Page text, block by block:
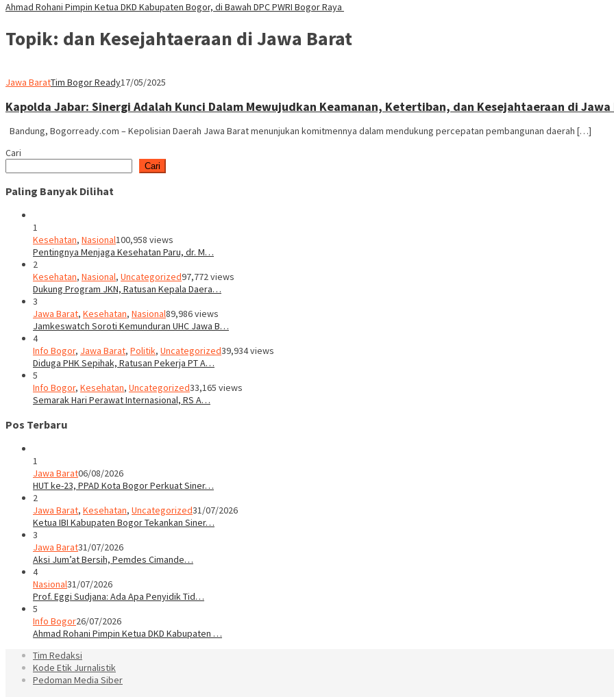
Ahmad Rohani Pimpin Ketua DKD Kabupaten Bogor, di Bawah DPC PWRI Bogor Raya
Topik: dan Kesejahtaeraan di Jawa Barat
Jawa BaratTim Bogor Ready17/05/2025
Kapolda Jabar: Sinergi Adalah Kunci Dalam Mewujudkan Keamanan, Ketertiban, dan Kesejahtaeraan di Jawa
Bandung, Bogorready.com – Kepolisian Daerah Jawa Barat menunjukan komitmennya dalam mendukung percepatan pembangunan daerah […]
Cari
Cari
Paling Banyak Dilihat
1
Kesehatan, Nasional100,958 views
Pentingnya Menjaga Kesehatan Paru, dr. M…
2
Kesehatan, Nasional, Uncategorized97,772 views
Dukung Program JKN, Ratusan Kepala Daera…
3
Jawa Barat, Kesehatan, Nasional89,986 views
Jamkeswatch Soroti Kemunduran UHC Jawa B…
4
Info Bogor, Jawa Barat, Politik, Uncategorized39,934 views
Diduga PHK Sepihak, Ratusan Pekerja PT A…
5
Info Bogor, Kesehatan, Uncategorized33,165 views
Semarak Hari Perawat Internasional, RS A…
Pos Terbaru
1
Jawa Barat06/08/2026
HUT ke-23, PPAD Kota Bogor Perkuat Siner…
2
Jawa Barat, Kesehatan, Uncategorized31/07/2026
Ketua IBI Kabupaten Bogor Tekankan Siner…
3
Jawa Barat31/07/2026
Aksi Jum’at Bersih, Pemdes Cimande…
4
Nasional31/07/2026
Prof. Eggi Sudjana: Ada Apa Penyidik Tid…
5
Info Bogor26/07/2026
Ahmad Rohani Pimpin Ketua DKD Kabupaten …
Tim Redaksi
Kode Etik Jurnalistik
Pedoman Media Siber